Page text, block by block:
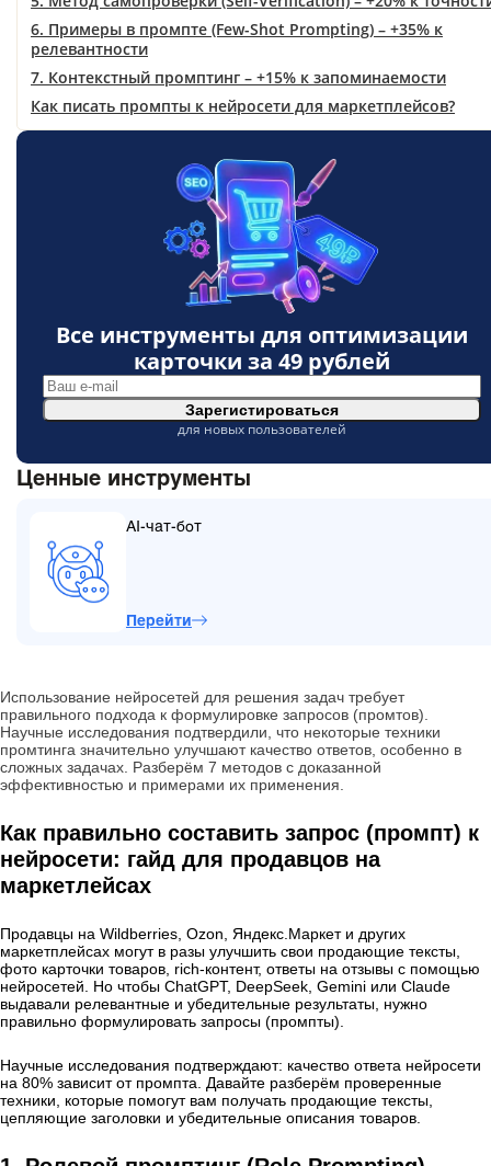
Использование нейросетей для решения задач требует
правильного подхода к формулировке запросов (промтов).
Научные исследования подтвердили, что некоторые техники
промтинга значительно улучшают качество ответов, особенно в
сложных задачах. Разберём 7 методов с доказанной
эффективностью и примерами их применения.
Как правильно составить запрос (промпт) к
нейросети: гайд для продавцов на
маркетлейсах
Продавцы на Wildberries, Ozon, Яндекс.Маркет и других
маркетплейсах могут в разы улучшить свои продающие тексты,
фото карточки товаров, rich-контент, ответы на отзывы с помощью
нейросетей. Но чтобы ChatGPT, DeepSeek, Gemini или Claude
выдавали релевантные и убедительные результаты, нужно
правильно формулировать запросы (промпты).
Научные исследования подтверждают: качество ответа нейросети
на 80% зависит от промпта. Давайте разберём проверенные
техники, которые помогут вам получать продающие тексты,
цепляющие заголовки и убедительные описания товаров.
6. Примеры в промпте (Few-Shot Prompting) – +35% к
релевантности
7. Контекстный промптинг – +15% к запоминаемости
Как писать промпты к нейросети для маркетплейсов?
Все инструменты для оптимизации
карточки за 49 рублей
Зарегистироваться
для новых пользователей
Ценные инструменты
AI-чат-бот
Перейти